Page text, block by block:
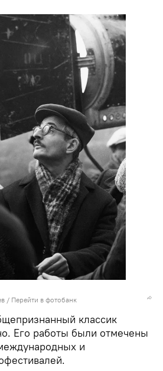
/ Перейти в фотобанк
классик
Его работы были отмечены
и